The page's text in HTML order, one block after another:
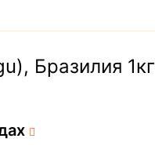
Бразилия 1кг